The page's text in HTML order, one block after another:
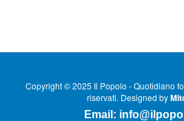
Copyright © 2025 Il Popolo - Quotidiano
riservati. Designed by
Email: